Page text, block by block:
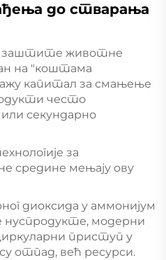
до стварања
заштите животне
на "коштама
капитал за смањење
често
секундарно
за
средине мењају ову
диоксида у аммонијум
нуспродукте, модерни
приступ у
отпад, већ ресурси.